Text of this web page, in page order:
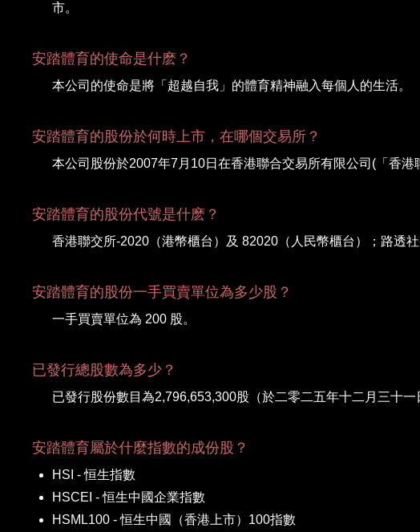
市。
安踏體育的使命是什麽？
本公司的使命是將「超越自我」的體育精神融入每個人的生活。
安踏體育的股份於何時上市，在哪個交易所？
本公司股份於2007年7月10日在香港聯合交易所有限公司(「香港
安踏體育的股份代號是什麽？
香港聯交所-2020（港幣櫃台）及 82020（人民幣櫃台）；路透
安踏體育的股份一手買賣單位為多少股？
一手買賣單位為 200 股。
已發行總股數為多少？
已發行股份數目為2,796,653,300股（於二零二五年十二月三十一
安踏體育屬於什麼指數的成份股？
HSI - 恒生指數
HSCEI - 恒生中國企業指數
HSML100 - 恒生中國（香港上市）100指數